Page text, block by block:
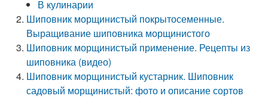
В кулинарии
Шиповник морщинистый покрытосеменные.
Выращивание шиповника морщинистого
Шиповник морщинистый применение. Рецепты из
шиповника (видео)
Шиповник морщинистый кустарник. Шиповник
садовый морщинистый: фото и описание сортов